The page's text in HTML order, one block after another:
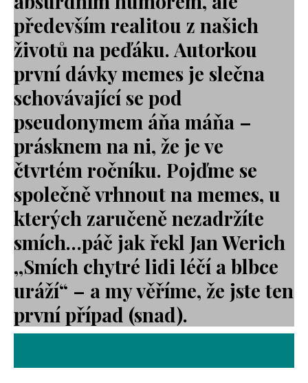
především realitou z našich
životů na peďáku. Autorkou
první dávky memes je slečna
schovávající se pod
pseudonymem áňa máňa –
prásknem na ni, že je ve
čtvrtém ročníku. Pojďme se
společně vrhnout na memes, u
kterých zaručeně nezadržíte
smích…páč jak řekl Jan Werich
,,Smích chytré lidi léčí a blbce
uráží“ – a my věříme, že jste ten
první případ (snad).